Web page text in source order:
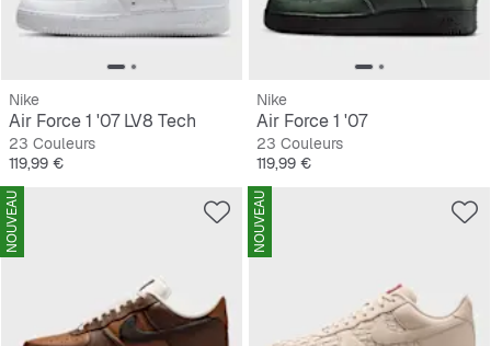
Nike
Air Force 1 '07 LV8 Tech
23 Couleurs
Prix
119,99 €
Nike
Air Force 1 '07
23 Couleurs
Prix
119,99 €
NOUVEAU NOUVEAU